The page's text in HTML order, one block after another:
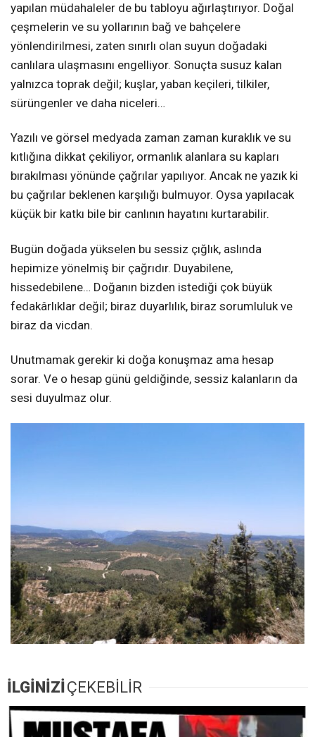
yapılan müdahaleler de bu tabloyu ağırlaştırıyor. Doğal
çeşmelerin ve su yollarının bağ ve bahçelere
yönlendirilmesi, zaten sınırlı olan suyun doğadaki
canlılara ulaşmasını engelliyor. Sonuçta susuz kalan
yalnızca toprak değil; kuşlar, yaban keçileri, tilkiler,
sürüngenler ve daha niceleri…
Yazılı ve görsel medyada zaman zaman kuraklık ve su
kıtlığına dikkat çekiliyor, ormanlık alanlara su kapları
bırakılması yönünde çağrılar yapılıyor. Ancak ne yazık ki
bu çağrılar beklenen karşılığı bulmuyor. Oysa yapılacak
küçük bir katkı bile bir canlının hayatını kurtarabilir.
Bugün doğada yükselen bu sessiz çığlık, aslında
hepimize yönelmiş bir çağrıdır. Duyabilene,
hissedebilene… Doğanın bizden istediği çok büyük
fedakârlıklar değil; biraz duyarlılık, biraz sorumluluk ve
biraz da vicdan.
Unutmamak gerekir ki doğa konuşmaz ama hesap
sorar. Ve o hesap günü geldiğinde, sessiz kalanların da
sesi duyulmaz olur.
İLGİNİZİ ÇEKEBİLİR